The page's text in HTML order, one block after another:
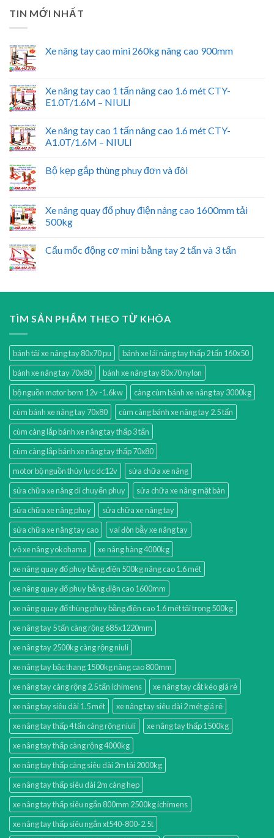
TIN MỚI NHẤT
Xe nâng tay cao mini 260kg nâng cao 900mm
Xe nâng tay cao 1 tấn nâng cao 1.6 mét CTY-
E1.0T/1.6M – NIULI
Xe nâng tay cao 1 tấn nâng cao 1.6 mét CTY-
A1.0T/1.6M – NIULI
Bộ kẹp gắp thùng phuy đơn và đôi
Xe nâng quay đổ phuy điện nâng cao 1600mm tải
500kg
Cẩu mốc động cơ mini bằng tay 2 tấn và 3 tấn
TÌM SẢN PHẨM THEO TỪ KHÓA
bánh tải xe nâng tay 80x70 pu
bánh xe lái nâng tay thấp 2 tấn 160x50
bánh xe nâng tay 70x80
bánh xe nâng tay 80x70 nylon
bộ nguồn motor bơm 12v -1.6kw
càng cùm bánh xe nâng tay 3000kg
cùm bánh xe nâng tay 70x80
cùm càng bánh xe nâng tay 2.5 tấn
cùm càng lắp bánh xe nâng tay thấp 3 tấn
cùm càng lắp bánh xe nâng tay thấp 70x80
motor bộ nguồn thủy lực dc12v
sửa chữa xe nâng
sửa chữa xe nâng di chuyển phuy
sửa chữa xe nâng mặt bàn
sửa chữa xe nâng phuy
sửa chữa xe nâng tay
sửa chữa xe nâng tay cao
vai đòn bẫy xe nâng tay
vỏ xe nâng yokohama
xe nâng hàng 4000kg
xe nâng quay đổ phuy bằng điện 500kg nâng cao 1.6 mét
xe nâng quay đổ phuy bằng điện cao 1600mm
xe nâng quay đổ thùng phuy bằng điện cao 1.6 mét tải trọng 500kg
xe nâng tay 5 tấn càng rộng 685x1220mm
xe nâng tay 2500kg càng rộng niuli
xe nâng tay bậc thang 1500kg nâng cao 800mm
xe nâng tay càng rộng 2.5 tấn ichimens
xe nâng tay cắt kéo giá rẻ
xe nâng tay siêu dài 1.5 mét
xe nâng tay siêu dài 2 mét giá rẻ
xe nâng tay thấp 4 tấn càng rộng niuli
xe nâng tay thấp 1500kg
xe nâng tay thấp càng rộng 4000kg
xe nâng tay thấp càng siêu dài 2m tải 2000kg
xe nâng tay thấp siêu dài 2m càng hẹp
xe nâng tay thấp siêu ngắn 800mm 2500kg ichimens
xe nâng tay thấp siêu ngắn xt540-800-2.5t